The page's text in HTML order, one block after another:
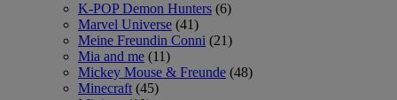
K-POP Demon Hunters (6)
Marvel Universe (41)
Meine Freundin Conni (21)
Mia and me (11)
Mickey Mouse & Freunde (48)
Minecraft (45)